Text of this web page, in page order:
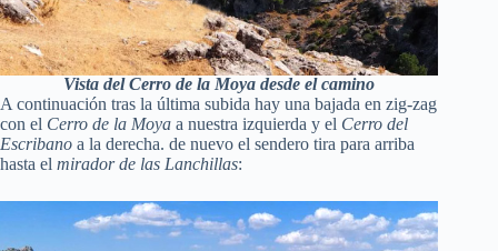
Vista del Cerro de la Moya desde el camino
A continuación tras la última subida hay una bajada en zig-zag
con el Cerro de la Moya a nuestra izquierda y el Cerro del
Escribano a la derecha. de nuevo el sendero tira para arriba
hasta el mirador de las Lanchillas: